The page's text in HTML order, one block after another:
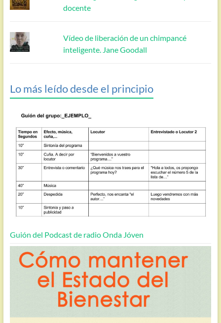
docente
Vídeo de liberación de un chimpancé
inteligente. Jane Goodall
Lo más leído desde el principio
Guión del Podcast de radio Onda Jóven